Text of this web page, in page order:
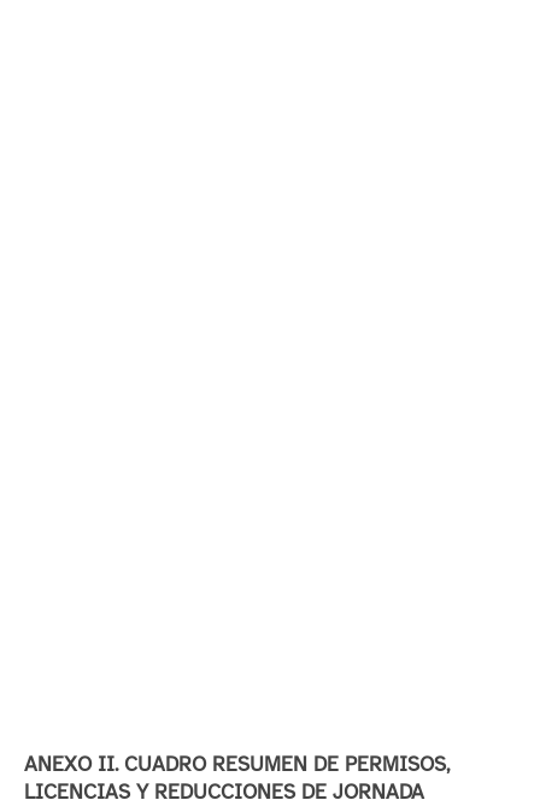
ANEXO II. CUADRO RESUMEN DE PERMISOS,
LICENCIAS Y REDUCCIONES DE JORNADA